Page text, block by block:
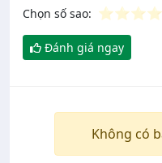
Chọn số sao: ⭐⭐⭐⭐
Đánh giá ngay
Không có